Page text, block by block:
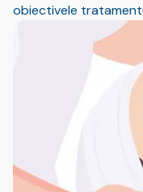
obiectivele